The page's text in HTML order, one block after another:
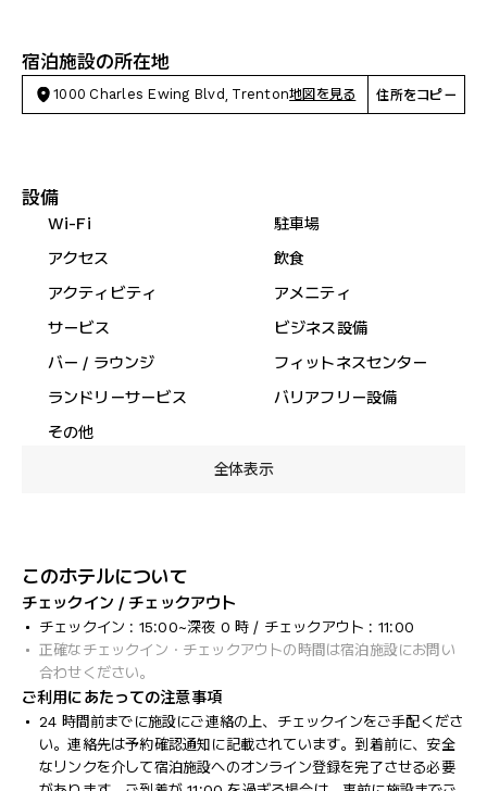
宿泊施設の所在地
1000 Charles Ewing Blvd, Trenton地図を見る 住所をコピー
設備
Wi-Fi
駐車場
アクセス
飲食
アクティビティ
アメニティ
サービス
ビジネス設備
バー / ラウンジ
フィットネスセンター
ランドリーサービス
バリアフリー設備
その他
全体表示
このホテルについて
チェックイン / チェックアウト
チェックイン : 15:00~深夜 0 時 / チェックアウト : 11:00
正確なチェックイン・チェックアウトの時間は宿泊施設にお問い
合わせください。
ご利用にあたっての注意事項
24 時間前までに施設にご連絡の上、チェックインをご手配くださ
い。連絡先は予約確認通知に記載されています。到着前に、安全
なリンクを介して宿泊施設へのオンライン登録を完了させる必要